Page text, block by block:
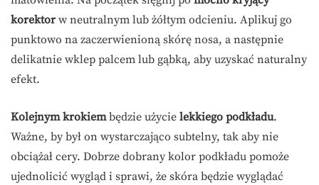
korektorw neutralnym lub żółtym odcieniu. Aplikuj go
punktowo na zaczerwienioną skórę nosa, a następnie
delikatnie wklep palcem lub gąbką, aby uzyskać naturalny
efekt.
Kolejnym krokiembędzie użycie lekkiego podkładu.
Ważne, by był on wystarczająco subtelny, tak aby nie
obciążał cery. Dobrze dobrany kolor podkładu pomoże
ujednolicić wygląd i sprawi, że skóra będzie wyglądać